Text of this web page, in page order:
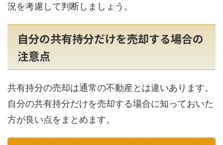
況を考慮して判断しましょう。
自分の共有持分だけを売却する場合の
注意点
共有持分の売却は通常の不動産とは違いあります。
自分の共有持分だけを売却する場合に知っておいた
方が良い点をまとめます。